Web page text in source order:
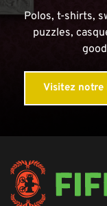
Polos, t-shirts,
puzzles,
Visitez